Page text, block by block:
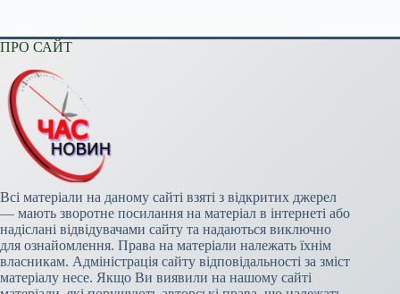
ПРО САЙТ
Всі матеріали на даному сайті взяті з відкритих джерел
— мають зворотне посилання на матеріал в інтернеті або
надіслані відвідувачами сайту та надаються виключно
для ознайомлення. Права на матеріали належать їхнім
власникам. Адміністрація сайту відповідальності за зміст
матеріалу несе. Якщо Ви виявили на нашому сайті